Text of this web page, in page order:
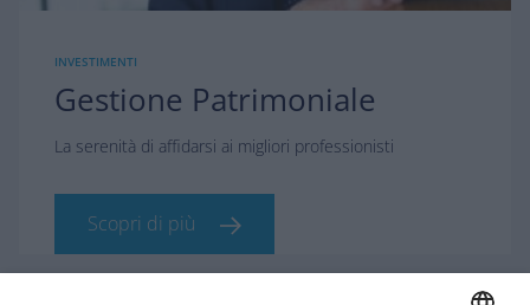
INVESTIMENTI
Gestione Patrimoniale
La serenità di affidarsi ai migliori professionisti
Scopri di più